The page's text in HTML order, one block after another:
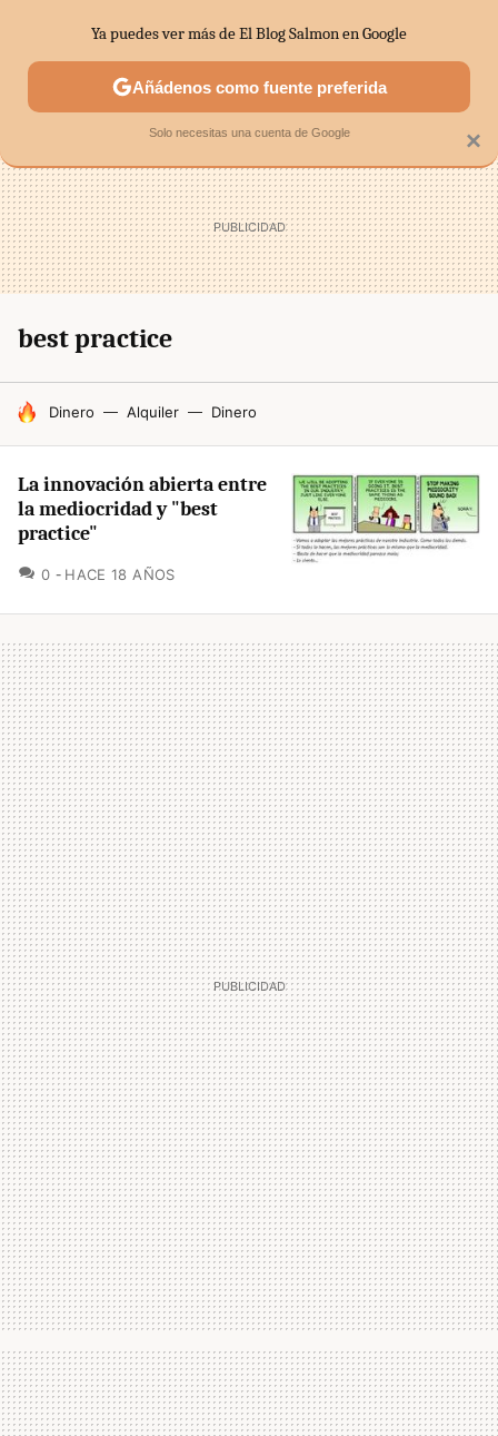
SECTORES ECONOMÍA DOMÉSTICA MERCADOS
best practice
HOY SE HABLA DE
Dinero Alquiler Dinero
La innovación abierta entre
la mediocridad y "best
practice"
0 COMENTARIOS
HACE 18 AÑOS
×
Ya puedes ver más de El Blog Salmon en Google
Añádenos como fuente preferida
Solo necesitas una cuenta de Google